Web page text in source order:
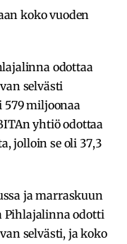
koko vuoden
odottaa
selvästi
579 miljoonaa
yhtiö odottaa
jolloin se oli 37,3
ja marraskuun
Pihlajalinna odotti
selvästi, ja koko